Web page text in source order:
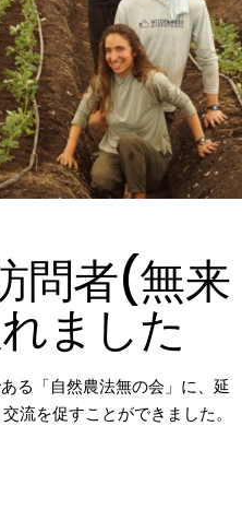
問者(無来
ました
る「自然農法無の会」に、延
流を促すことができました。